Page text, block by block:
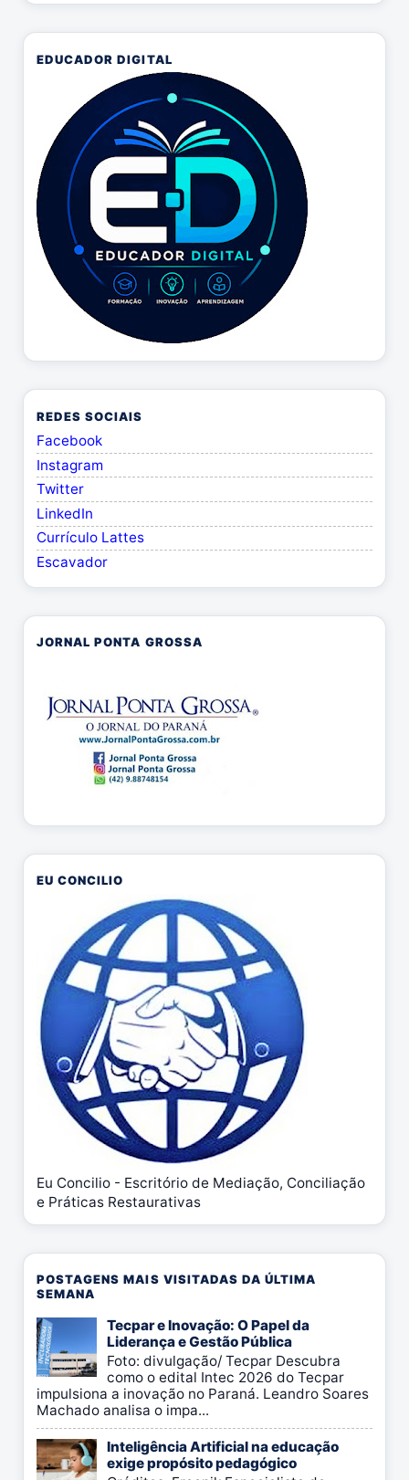
EDUCADOR DIGITAL
REDES SOCIAIS
Facebook
Instagram
Twitter
LinkedIn
Currículo Lattes
Escavador
JORNAL PONTA GROSSA
EU CONCILIO
Eu Concilio - Escritório de Mediação, Conciliação
e Práticas Restaurativas
POSTAGENS MAIS VISITADAS DA ÚLTIMA
SEMANA
Tecpar e Inovação: O Papel da
Liderança e Gestão Pública
Foto: divulgação/ Tecpar Descubra
como o edital Intec 2026 do Tecpar
impulsiona a inovação no Paraná. Leandro Soares
Machado analisa o impa...
Inteligência Artificial na educação
exige propósito pedagógico